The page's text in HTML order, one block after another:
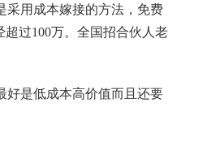
采用成本嫁接的方法，免费
过100万。全国招合伙人老
好是低成本高价值而且还要